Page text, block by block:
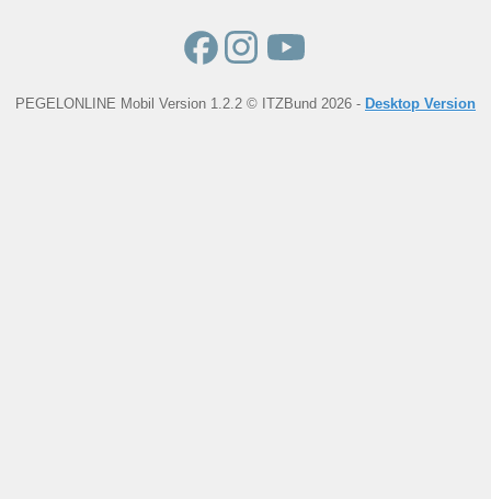
PEGELONLINE Mobil Version 1.2.2 © ITZBund 2026 - Desktop Version